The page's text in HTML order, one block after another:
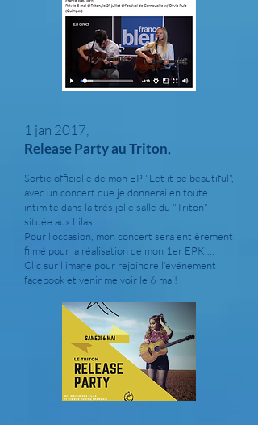
1 jan 2017,
Release Party au Triton,
Sortie officielle de mon EP "Let it be beautiful",
avec un concert que je donnerai en toute
intimité dans la très jolie salle du "Triton"
située aux Lilas.
Pour l'occasion, mon concert sera entièrement
filmé pour la réalisation de mon 1er EPK....
Clic sur l'image pour rejoindre l'événement
facebook et venir me voir le 6 mai!